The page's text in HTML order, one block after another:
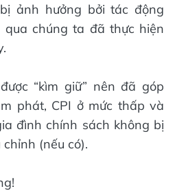
ảnh hưởng bởi tác động
qua chúng ta đã thực hiện
“kìm giữ” nên đã góp
phát, CPI ở mức thấp và
đình chính sách không bị
(nếu có).